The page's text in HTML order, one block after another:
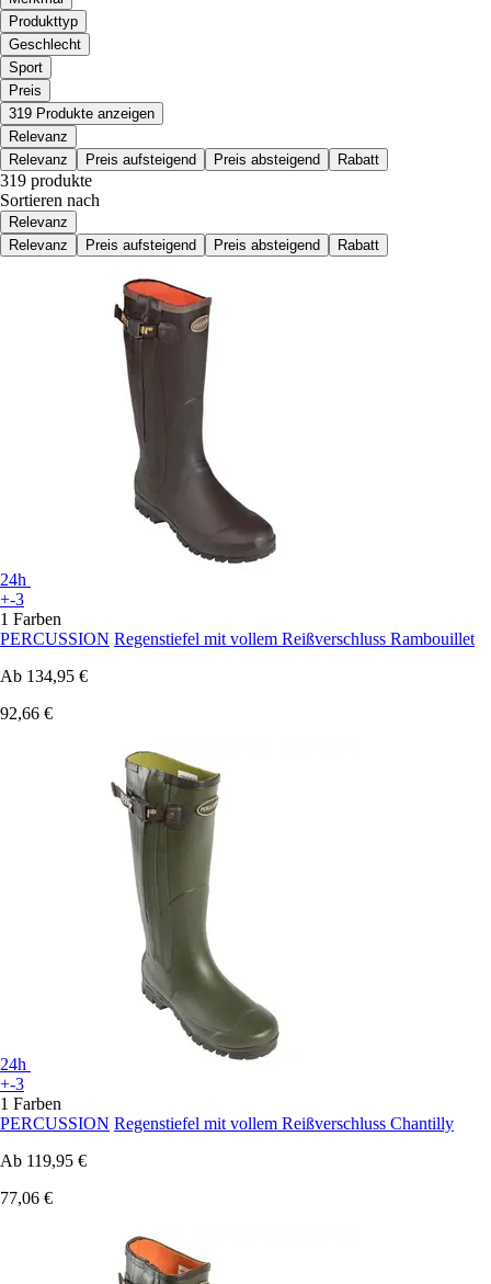
Produkttyp
Geschlecht
Sport
Preis
319 Produkte anzeigen
Relevanz
Relevanz
Preis aufsteigend Preis absteigend Rabatt
319 produkte
Sortieren nach
Relevanz
Relevanz
Preis aufsteigend Preis absteigend Rabatt
24h
+-3
1 Farben
PERCUSSION Regenstiefel mit vollem Reißverschluss Rambouillet
Ab 134,95 €
92,66 €
24h
+-3
1 Farben
PERCUSSION Regenstiefel mit vollem Reißverschluss Chantilly
Ab 119,95 €
77,06 €